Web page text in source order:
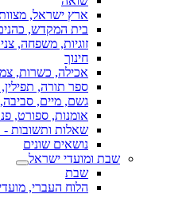
ארץ ישראל,
בית המקדש,
זוגיות, משפחה,
חינוך
אכילה, כשרות,
ספר תורה, תפילין,
גשם, מיים, סביבה,
אומנות, ספורט,
שאלות ותשובות
נושאים שונים
שבת ומועדי ישראל
שבת
הלוח העברי,